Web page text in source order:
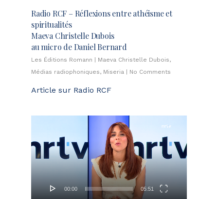
Radio RCF – Réflexions entre athéisme et
spiritualités
Maeva Christelle Dubois
au micro de Daniel Bernard
Les Éditions Romann Maeva Christelle Dubois,
Médias radiophoniques, Miseria No Comments
Article sur Radio RCF
00:00 05:51